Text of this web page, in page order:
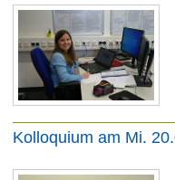
Kolloquium am Mi.